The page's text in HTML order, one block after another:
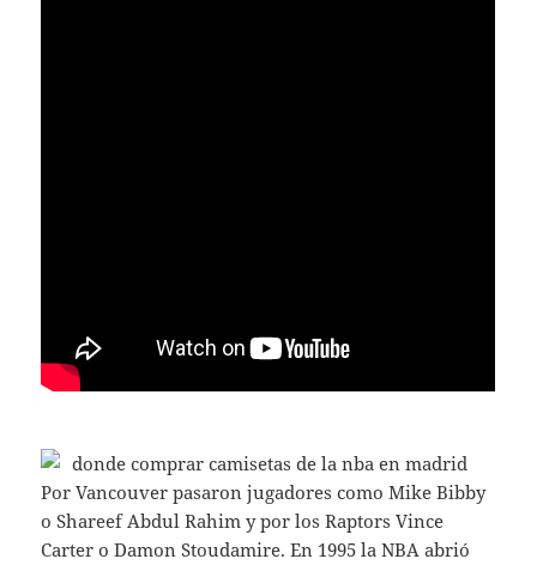
Por Vancouver pasaron jugadores como Mike Bibby
o Shareef Abdul Rahim y por los Raptors Vince
Carter o Damon Stoudamire. En 1995 la NBA abrió